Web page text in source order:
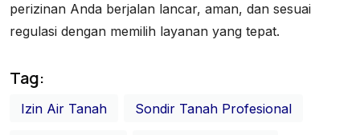
perizinan Anda berjalan lancar, aman, dan sesuai
regulasi dengan memilih layanan yang tepat.
Tag:
Izin Air Tanah Sondir Tanah Profesional